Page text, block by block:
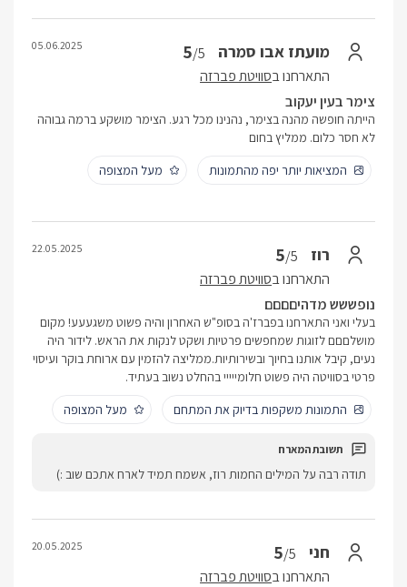
מועתז אבו סמרה 5/5
התארחנו בסוויטת פברזה
05.06.2025
צימר בעין יעקוב
הייתה חופשה מהנה בצימר, נהנינו מכל רגע. הצימר מושקע ברמה גבוהה
לא חסר כלום. ממליץ בחום
המציאות יותר יפה מהתמונות
מעל המצופה
רוז 5/5
התארחנו בסוויטת פברזה
22.05.2025
נופששש מדהיםםםם
בעלי ואני התארחנו בפברז'ה בסופ"ש האחרון והיה פשוט משגעעע! מקום
מושלםםם לזוגות שמחפשים פרטיות ושקט לנקות את הראש. לידור היה
נעים, קיבל אותנו בחיוך ובשירותיות.ממליצה להזמין עם ארוחת בוקר ועיסוי
פרטי בסוויטה היה פשוט חלומייייי בהחלט נשוב בעתיד.
התמונות משקפות בדיוק את המתחם
מעל המצופה
תודה רבה על המילים החמות רוז, אשמח תמיד לארח אתכם שוב :)
חני 5/5
התארחנו בסוויטת פברזה
20.05.2025